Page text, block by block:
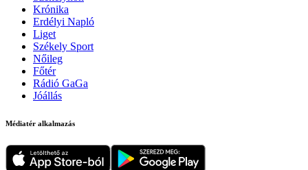
Krónika
Erdélyi Napló
Liget
Székely Sport
Nőileg
Főtér
Rádió GaGa
Jóállás
Médiatér alkalmazás